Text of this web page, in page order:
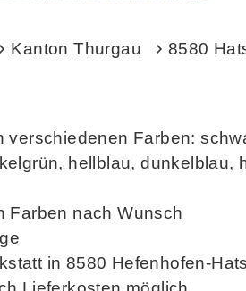
Kanton Thurgau 8580
verschiedenen Farben:
hellblau, dunkelblau,
Farben nach Wunsch
in 8580 Hefenhofen-